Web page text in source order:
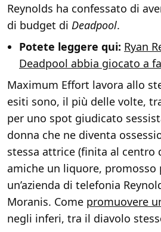
Reynolds ha confessato di
di budget di Deadpool.
Potete leggere qui: Ryan
Deadpool abbia giocato a
Maximum Effort lavora allo
esiti sono, il più delle volte,
per uno spot giudicato
donna che ne diventa
stessa attrice (finita al centro
amiche un liquore,
un’azienda di telefonia
Moranis. Come promuovere
negli inferi, tra il diavolo